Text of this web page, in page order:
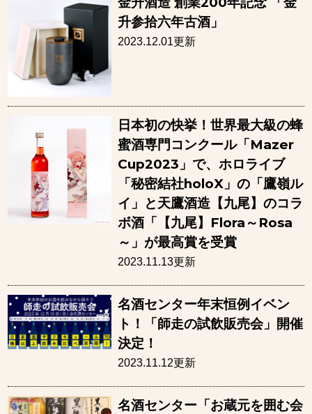
升参拾六年古酒」
2023.12.01更新
日本初の快挙！世界最大級の蜂
蜜酒専門コンクール「Mazer
Cup2023」で、ホロライブ
「秘密結社holoX」の「鷹嶺ル
イ」と天鷹酒造【九尾】のコラ
ボ酒「【九尾】Flora～Rosa
～」が最高賞を受賞
2023.11.13更新
名酒センター年末恒例イベン
ト！「師走の試飲販売会」開催
決定！
2023.11.12更新
名酒センター「お蔵元を囲む会